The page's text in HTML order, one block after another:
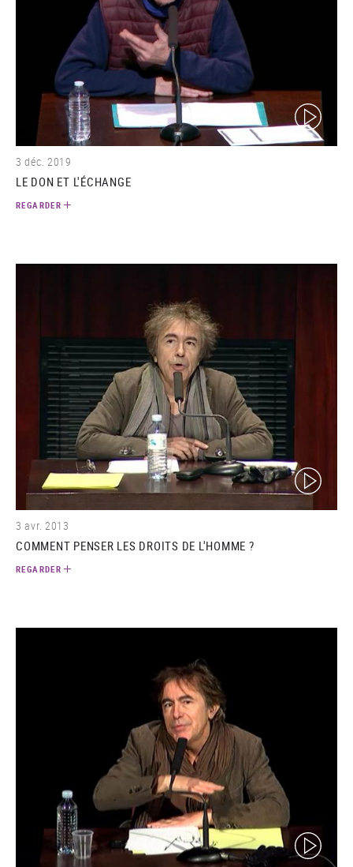
(video)
3 déc. 2019
LE DON ET L'ÉCHANGE
REGARDER
(video)
3 avr. 2013
COMMENT PENSER LES DROITS DE L'HOMME ?
REGARDER
(video)